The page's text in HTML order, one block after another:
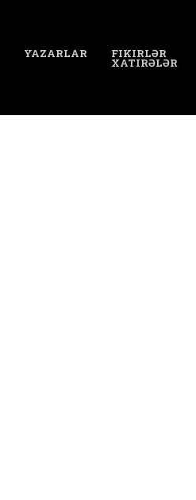
YAZARLAR FIKIRLƏR
XATIRƏLƏR